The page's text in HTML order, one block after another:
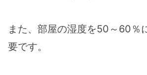
また、部屋の湿度を50～60％
要です。